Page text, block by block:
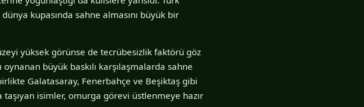
kupasında sahne almasını büyük bir
yüksek görünse de tecrübesizlik faktörü göz
büyük baskılı karşılaşmalarda sahne
Galatasaray, Fenerbahçe ve Beşiktaş gibi
isimler, omurga görevi üstlenmeye hazır